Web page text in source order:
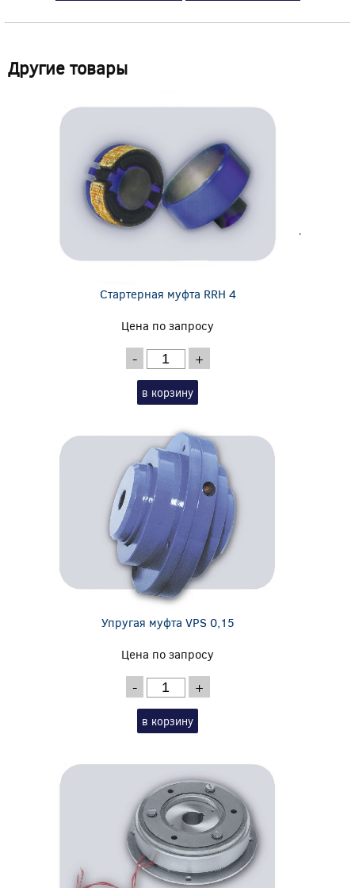
Другие товары
Стартерная муфта RRH 4
Цена по запросу
- +
в корзину
Упругая муфта VPS 0,15
Цена по запросу
- +
в корзину